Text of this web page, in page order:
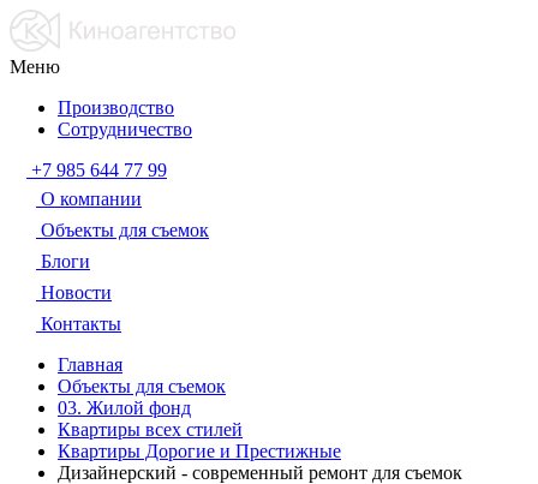
Меню
Производство
Сотрудничество
+7 985 644 77 99
О компании
Объекты для съемок
Блоги
Новости
Контакты
Главная
Объекты для съемок
03. Жилой фонд
Квартиры всех стилей
Квартиры Дорогие и Престижные
Дизайнерский - современный ремонт для съемок